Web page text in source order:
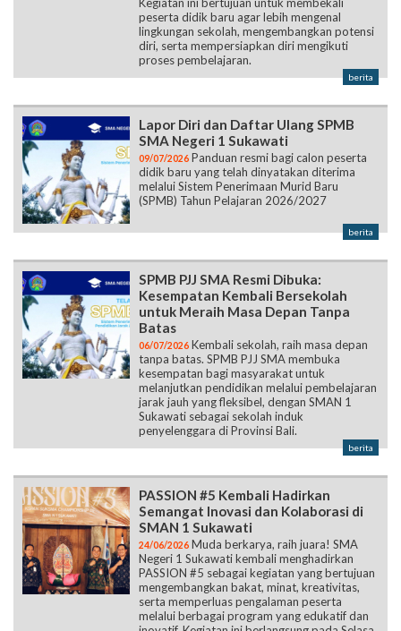
Kegiatan ini bertujuan untuk membekali
peserta didik baru agar lebih mengenal
lingkungan sekolah, mengembangkan potensi
diri, serta mempersiapkan diri mengikuti
proses pembelajaran.
berita
Lapor Diri dan Daftar Ulang SPMB
SMA Negeri 1 Sukawati
09/07/2026 Panduan resmi bagi calon peserta
didik baru yang telah dinyatakan diterima
melalui Sistem Penerimaan Murid Baru
(SPMB) Tahun Pelajaran 2026/2027
berita
SPMB PJJ SMA Resmi Dibuka:
Kesempatan Kembali Bersekolah
untuk Meraih Masa Depan Tanpa
Batas
06/07/2026 Kembali sekolah, raih masa depan
tanpa batas. SPMB PJJ SMA membuka
kesempatan bagi masyarakat untuk
melanjutkan pendidikan melalui pembelajaran
jarak jauh yang fleksibel, dengan SMAN 1
Sukawati sebagai sekolah induk
penyelenggara di Provinsi Bali.
berita
PASSION #5 Kembali Hadirkan
Semangat Inovasi dan Kolaborasi di
SMAN 1 Sukawati
24/06/2026 Muda berkarya, raih juara! SMA
Negeri 1 Sukawati kembali menghadirkan
PASSION #5 sebagai kegiatan yang bertujuan
mengembangkan bakat, minat, kreativitas,
serta memperluas pengalaman peserta
melalui berbagai program yang edukatif dan